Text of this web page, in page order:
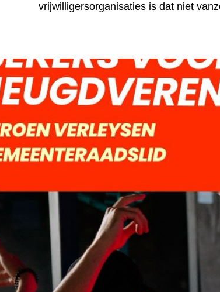
vrijwilligersorganisaties is dat niet